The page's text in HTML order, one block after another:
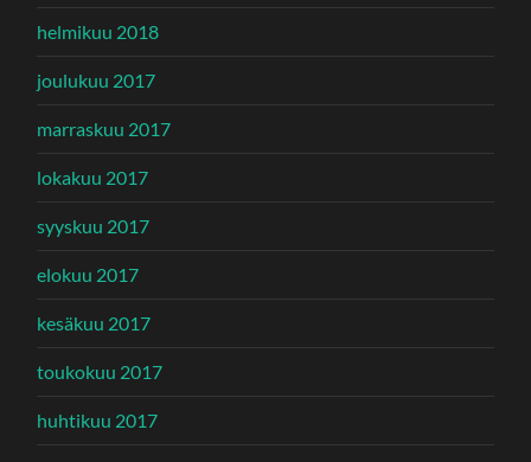
helmikuu 2018
joulukuu 2017
marraskuu 2017
lokakuu 2017
syyskuu 2017
elokuu 2017
kesäkuu 2017
toukokuu 2017
huhtikuu 2017